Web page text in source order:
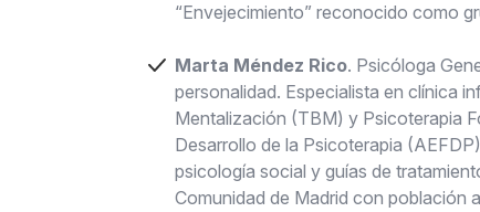
“Envejecimiento” reconocido como
Marta Méndez Rico. Psicóloga
personalidad. Especialista en clínica
Mentalización (TBM) y Psicoterapia
Desarrollo de la Psicoterapia
psicología social y guías de
Comunidad de Madrid con población